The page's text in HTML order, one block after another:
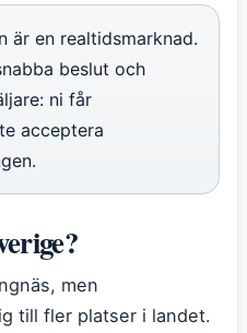
är en realtidsmarknad.
beslut och
ni får
acceptera
men
till fler platser i landet.